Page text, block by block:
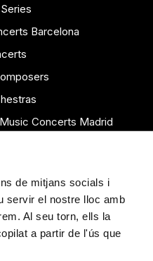
de mitjans socials i
servir el nostre lloc amb
Al seu torn, ells la
a partir de l'ús que
Barcelona
Concerts Madrid